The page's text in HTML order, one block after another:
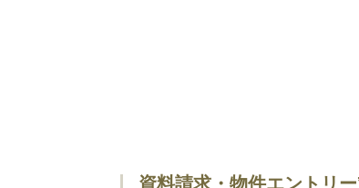
資料請求・物件エントリ